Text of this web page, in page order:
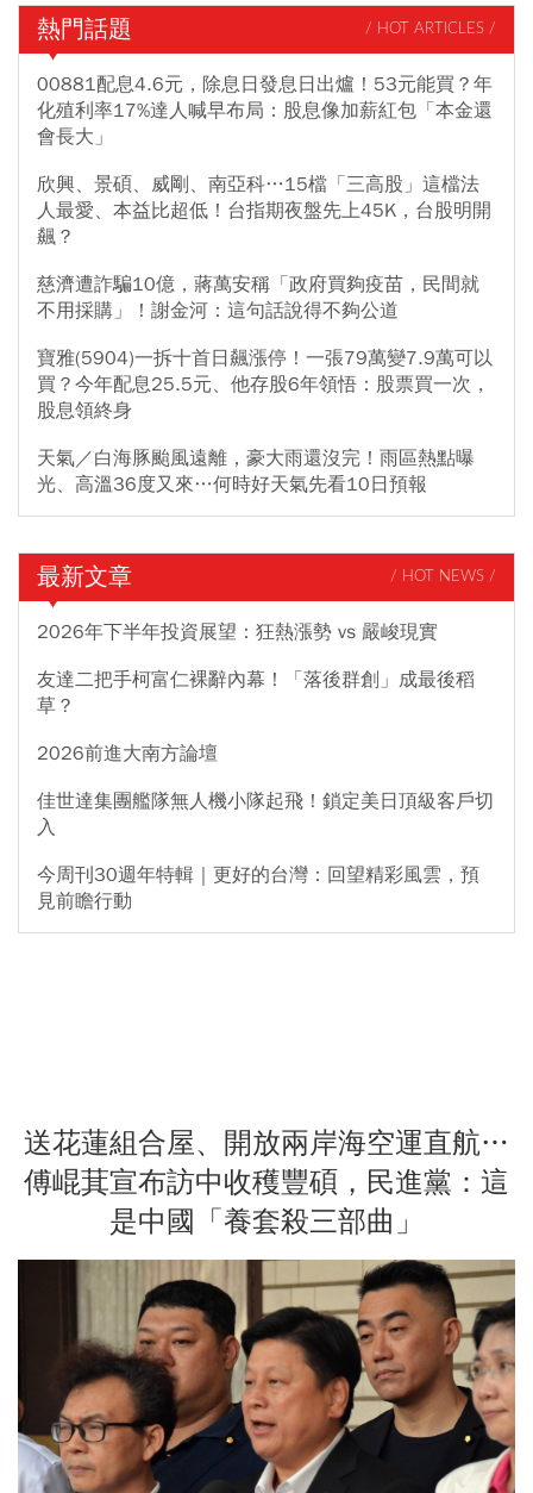
熱門話題 / HOT ARTICLES /
00881配息4.6元，除息日發息日出爐！53元能買？年
化殖利率17%達人喊早布局：股息像加薪紅包「本金還
會長大」
欣興、景碩、威剛、南亞科…15檔「三高股」這檔法
人最愛、本益比超低！台指期夜盤先上45K，台股明開
飆？
慈濟遭詐騙10億，蔣萬安稱「政府買夠疫苗，民間就
不用採購」！謝金河：這句話說得不夠公道
寶雅(5904)一拆十首日飆漲停！一張79萬變7.9萬可以
買？今年配息25.5元、他存股6年領悟：股票買一次，
股息領終身
天氣／白海豚颱風遠離，豪大雨還沒完！雨區熱點曝
光、高溫36度又來…何時好天氣先看10日預報
最新文章 / HOT NEWS /
2026年下半年投資展望：狂熱漲勢 vs 嚴峻現實
友達二把手柯富仁裸辭內幕！「落後群創」成最後稻
草？
2026前進大南方論壇
佳世達集團艦隊無人機小隊起飛！鎖定美日頂級客戶切
入
今周刊30週年特輯｜更好的台灣：回望精彩風雲，預
見前瞻行動
送花蓮組合屋、開放兩岸海空運直航…
傅崐萁宣布訪中收穫豐碩，民進黨：這
是中國「養套殺三部曲」